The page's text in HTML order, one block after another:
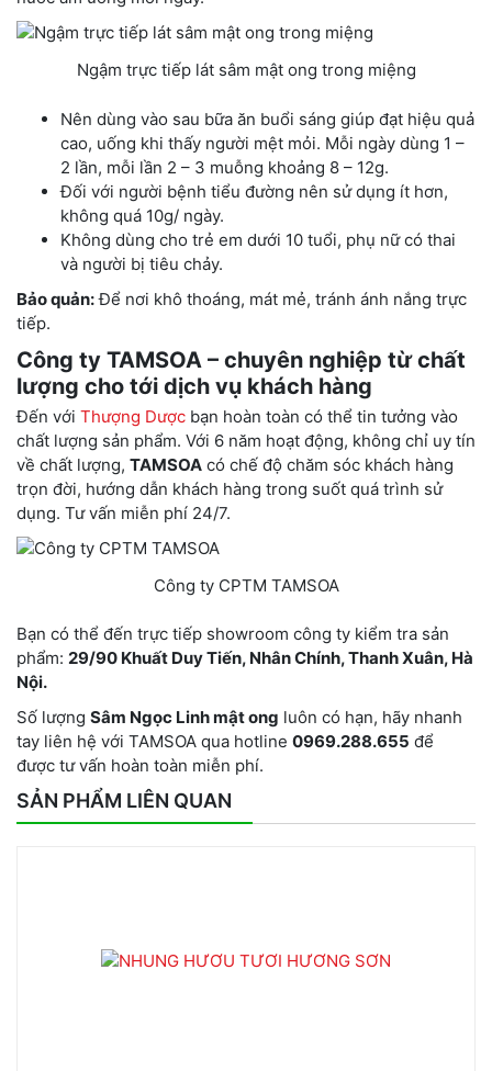
Ngậm trực tiếp lát sâm mật ong trong miệng
Nên dùng vào sau bữa ăn buổi sáng giúp đạt hiệu quả
cao, uống khi thấy người mệt mỏi. Mỗi ngày dùng 1 –
2 lần, mỗi lần 2 – 3 muỗng khoảng 8 – 12g.
Đối với người bệnh tiểu đường nên sử dụng ít hơn,
không quá 10g/ ngày.
Không dùng cho trẻ em dưới 10 tuổi, phụ nữ có thai
và người bị tiêu chảy.
Bảo quản:Để nơi khô thoáng, mát mẻ, tránh ánh nắng trực
tiếp.
Công ty TAMSOA – chuyên nghiệp từ chất
lượng cho tới dịch vụ khách hàng
Đến với Thượng Dược bạn hoàn toàn có thể tin tưởng vào
chất lượng sản phẩm. Với 6 năm hoạt động, không chỉ uy tín
về chất lượng, TAMSOA có chế độ chăm sóc khách hàng
trọn đời, hướng dẫn khách hàng trong suốt quá trình sử
dụng. Tư vấn miễn phí 24/7.
Công ty CPTM TAMSOA
Bạn có thể đến trực tiếp showroom công ty kiểm tra sản
phẩm: 29/90 Khuất Duy Tiến, Nhân Chính, Thanh Xuân, Hà
Nội.
Số lượng Sâm Ngọc Linh mật ong luôn có hạn, hãy nhanh
tay liên hệ với TAMSOA qua hotline 0969.288.655 để
được tư vấn hoàn toàn miễn phí.
SẢN PHẨM LIÊN QUAN